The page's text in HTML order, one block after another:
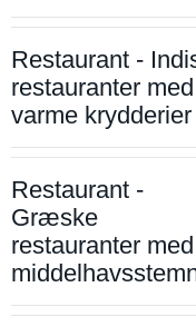
Restaurant -
restauranter med
varme krydderier
Restaurant -
Græske
restauranter med